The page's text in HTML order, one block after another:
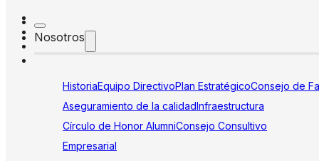
Nosotros
HistoriaEquipo DirectivoPlan EstratégicoConsejo de
Aseguramiento de la calidadInfraestructura
Círculo de Honor AlumniConsejo Consultivo
Empresarial